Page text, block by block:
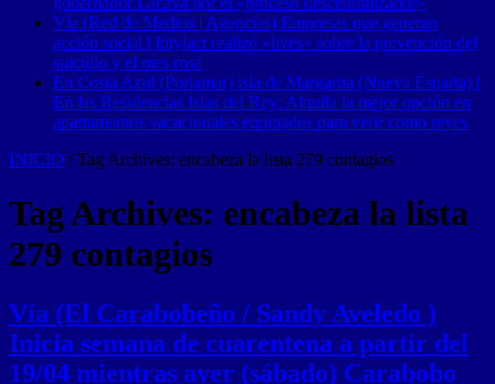
Vía (Red de Medios | Agencias) Empresas que generan
acción social | Intylact realizó «lives» sobre la prevención del
suicidio y el mes rosa
En Costa Azul (Porlamar) isla de Margarita (Nueva Esparta) |
En las Residencias Islas del Rey: Alquila la mejor opción en
apartamentos vacacionales equipados para vivir como reyes
INICIO / Tag Archives: encabeza la lista 279 contagios
Tag Archives: encabeza la lista
279 contagios
Vía (El Carabobeño / Sandy Aveledo )
Inicia semana de cuarentena a partir del
19/04 mientras ayer (sábado) Carabobo